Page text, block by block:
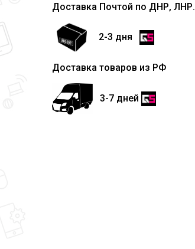
Доставка Почтой по ДНР, ЛНР.
2-3 дня
Доставка товаров из РФ
3-7 дней